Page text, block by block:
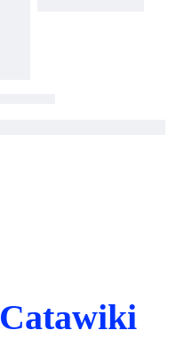
Catawiki